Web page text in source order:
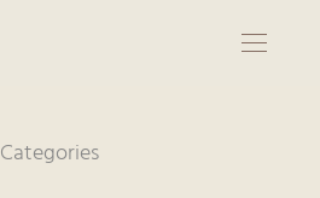
Categories